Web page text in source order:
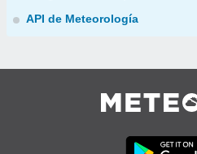
API de Meteorología